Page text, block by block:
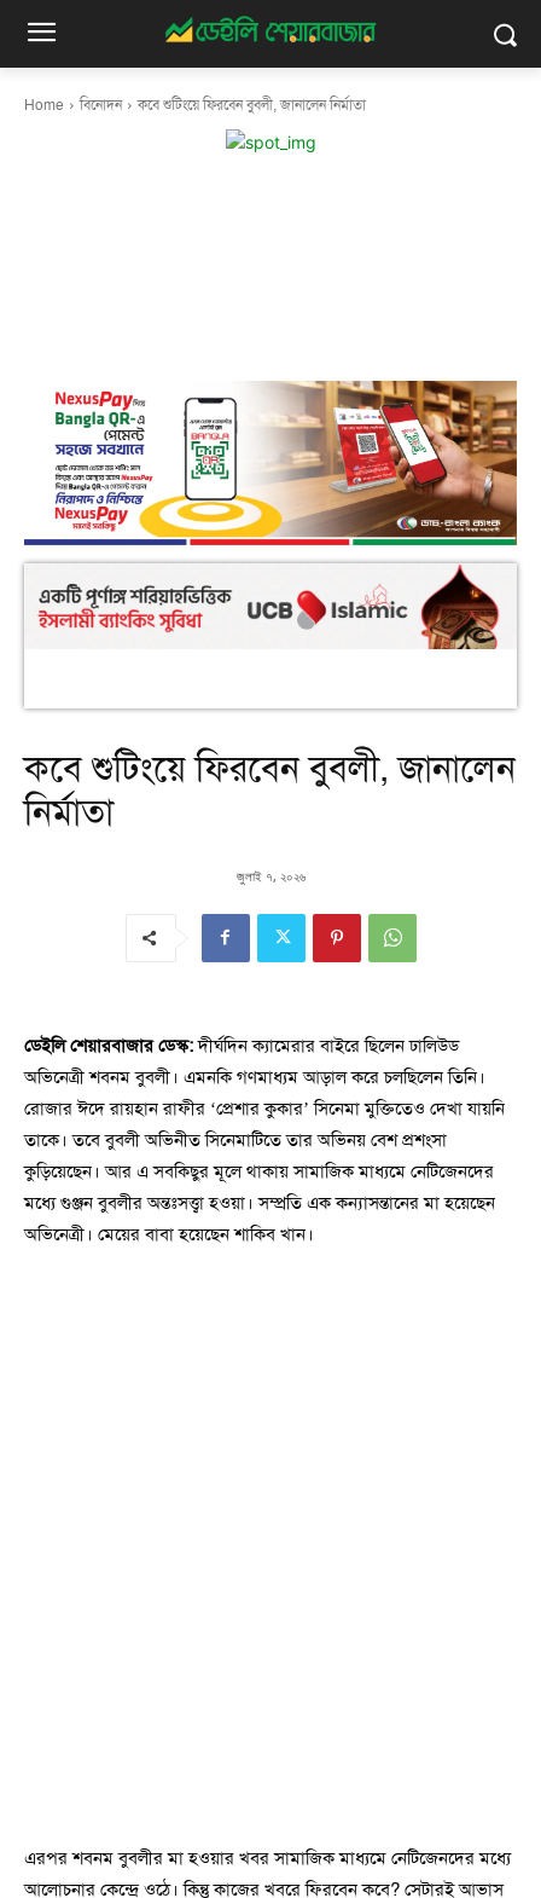
Home বিনোদন কবে শুটিংয়ে ফিরবেন বুবলী, জানালেন নির্মাতা
কবে শুটিংয়ে ফিরবেন বুবলী, জানালেন
নির্মাতা
জুলাই ৭, ২০২৬
ডেইলি শেয়ারবাজার ডেস্ক:দীর্ঘদিন ক্যামেরার বাইরে ছিলেন ঢালিউড
অভিনেত্রী শবনম বুবলী। এমনকি গণমাধ্যম আড়াল করে চলছিলেন তিনি।
রোজার ঈদে রায়হান রাফীর ‘প্রেশার কুকার’ সিনেমা মুক্তিতেও দেখা যায়নি
তাকে। তবে বুবলী অভিনীত সিনেমাটিতে তার অভিনয় বেশ প্রশংসা
কুড়িয়েছেন। আর এ সবকিছুর মূলে থাকায় সামাজিক মাধ্যমে নেটিজেনদের
মধ্যে গুঞ্জন বুবলীর অন্তঃসত্ত্বা হওয়া। সম্প্রতি এক কন্যাসন্তানের মা হয়েছেন
অভিনেত্রী। মেয়ের বাবা হয়েছেন শাকিব খান।
এরপর শবনম বুবলীর মা হওয়ার খবর সামাজিক মাধ্যমে নেটিজেনদের মধ্যে
আলোচনার কেন্দ্রে ওঠে। কিন্তু কাজের খবরে ফিরবেন কবে? সেটারই আভাস